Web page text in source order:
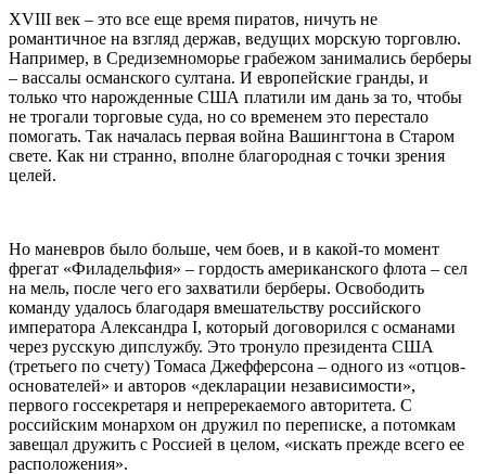
XVIII век – это все еще время пиратов, ничуть не
романтичное на взгляд держав, ведущих морскую торговлю.
Например, в Средиземноморье грабежом занимались берберы
– вассалы османского султана. И европейские гранды, и
только что нарожденные США платили им дань за то, чтобы
не трогали торговые суда, но со временем это перестало
помогать. Так началась первая война Вашингтона в Старом
свете. Как ни странно, вполне благородная с точки зрения
целей.
Но маневров было больше, чем боев, и в какой-то момент
фрегат «Филадельфия» – гордость американского флота – сел
на мель, после чего его захватили берберы. Освободить
команду удалось благодаря вмешательству российского
императора Александра I, который договорился с османами
через русскую дипслужбу. Это тронуло президента США
(третьего по счету) Томаса Джефферсона – одного из «отцов-
основателей» и авторов «декларации независимости»,
первого госсекретаря и непререкаемого авторитета. С
российским монархом он дружил по переписке, а потомкам
завещал дружить с Россией в целом, «искать прежде всего ее
расположения».